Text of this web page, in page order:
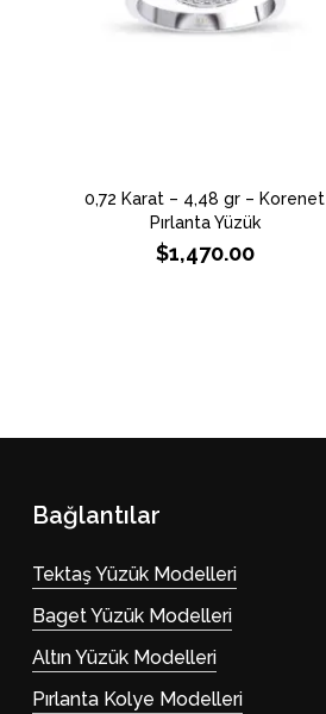
0,72 Karat – 4,48 gr – Korenet
Pırlanta Yüzük
$1,470.00
Bağlantılar
Tektaş Yüzük Modelleri
Baget Yüzük Modelleri
Altın Yüzük Modelleri
Pırlanta Kolye Modelleri